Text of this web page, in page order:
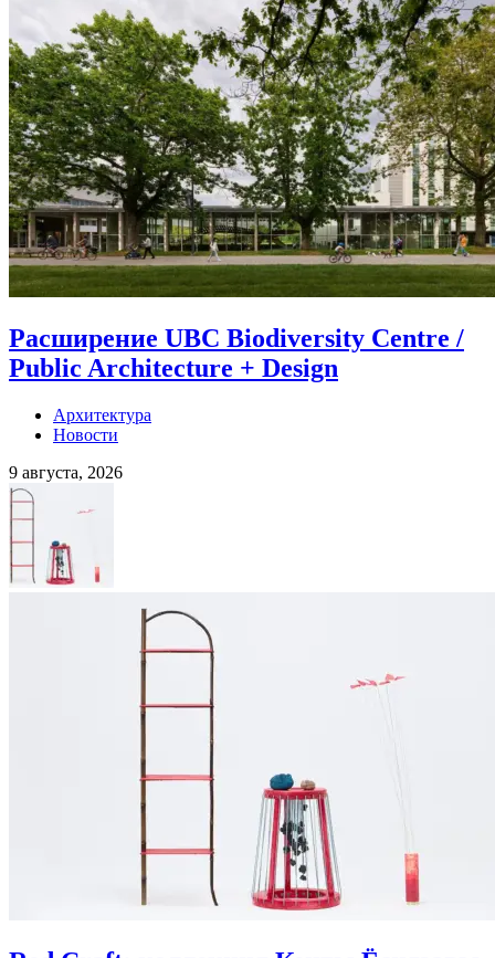
Расширение UBC Biodiversity Centre /
Public Architecture + Design
Архитектура
Новости
9 августа, 2026